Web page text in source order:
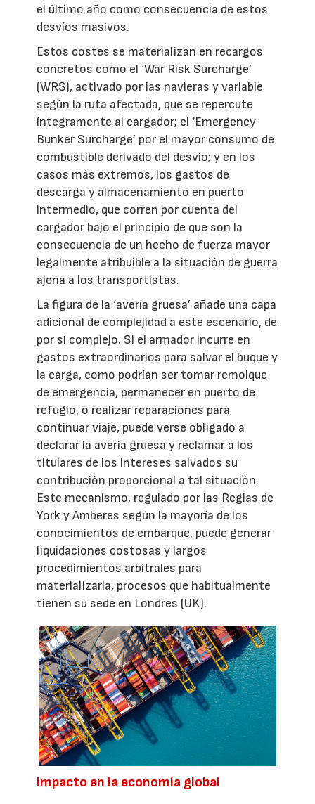
el último año como consecuencia de estos
desvíos masivos.
Estos costes se materializan en recargos
concretos como el ‘War Risk Surcharge’
(WRS), activado por las navieras y variable
según la ruta afectada, que se repercute
íntegramente al cargador; el ‘Emergency
Bunker Surcharge’ por el mayor consumo de
combustible derivado del desvío; y en los
casos más extremos, los gastos de
descarga y almacenamiento en puerto
intermedio, que corren por cuenta del
cargador bajo el principio de que son la
consecuencia de un hecho de fuerza mayor
legalmente atribuible a la situación de guerra
ajena a los transportistas.
La figura de la ‘avería gruesa’ añade una capa
adicional de complejidad a este escenario, de
por sí complejo. Si el armador incurre en
gastos extraordinarios para salvar el buque y
la carga, como podrían ser tomar remolque
de emergencia, permanecer en puerto de
refugio, o realizar reparaciones para
continuar viaje, puede verse obligado a
declarar la avería gruesa y reclamar a los
titulares de los intereses salvados su
contribución proporcional a tal situación.
Este mecanismo, regulado por las Reglas de
York y Amberes según la mayoría de los
conocimientos de embarque, puede generar
liquidaciones costosas y largos
procedimientos arbitrales para
materializarla, procesos que habitualmente
tienen su sede en Londres (UK).
Impacto en la economía global